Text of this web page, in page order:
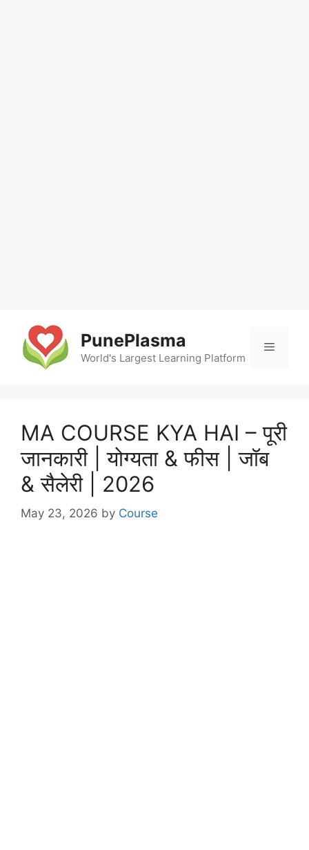
content
PunePlasma
World's Largest Learning Platform
Menu
MA COURSE KYA HAI – पूरी
जानकारी | योग्यता & फीस | जॉब
& सैलेरी | 2026
May 23, 2026 by Course